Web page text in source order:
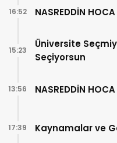
NASREDDİN HOCA
16:52
Üniversite
Seçiyorsun
15:23
NASREDDİN
13:56
Kaynamalar ve
17:39